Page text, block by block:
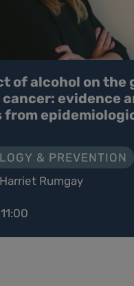
of alcohol on the
evidence
from
& PREVENTION
Rumgay